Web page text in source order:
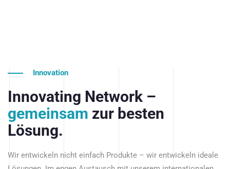
Innovation
Innovating Network –
gemeinsam zur besten
Lösung.
Wir entwickeln nicht einfach Produkte – wir entwickeln ideale